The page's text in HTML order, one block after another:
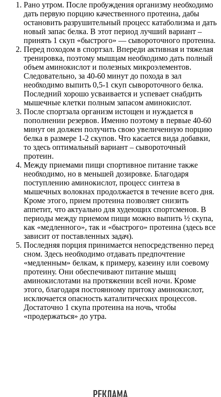
Рано утром. После пробуждения организму необходимо
дать первую порцию качественного протеина, дабы
остановить разрушительный процесс катаболизма и дать
новый запас белка. В этот период лучший вариант –
принять 1 скуп «быстрого» — сывороточного протеина.
Перед походом в спортзал. Впереди активная и тяжелая
тренировка, поэтому мышцам необходимо дать полный
объем аминокислот и полезных микроэлементов.
Следовательно, за 40-60 минут до похода в зал
необходимо выпить 0,5-1 скуп сывороточного белка.
Последний хорошо усваивается и успевает снабдить
мышечные клетки полным запасом аминокислот.
После спортзала организм истощен и нуждается в
пополнении резервов. Именно поэтому в первые 40-60
минут он должен получить свою увеличенную порцию
белка в размере 1-2 скупов. Что касается вида добавки,
то здесь оптимальный вариант – сывороточный
протеин.
Между приемами пищи спортивное питание также
необходимо, но в меньшей дозировке. Благодаря
поступлению аминокислот, процесс синтеза в
мышечных волокнах продолжается в течение всего дня.
Кроме этого, прием протеина позволяет снизить
аппетит, что актуально для худеющих спортсменов. В
периоды между приемом пищи можно выпить ½ скупа,
как «медленного», так и «быстрого» протеина (здесь все
зависит от поставленных задач).
Последняя порция принимается непосредственно перед
сном. Здесь необходимо отдавать предпочтение
«медленным» белкам, к примеру, казеину или соевому
протеину. Они обеспечивают питание мышц
аминокислотами на протяжении всей ночи. Кроме
этого, благодаря постоянному притоку аминокислот,
исключается опасность каталитических процессов.
Достаточно 1 скупа протеина на ночь, чтобы
«продержаться» до утра.